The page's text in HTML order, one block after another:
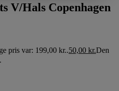
V/Hals Copenhagen
pris var: 199,00 kr..50,00 kr.Den